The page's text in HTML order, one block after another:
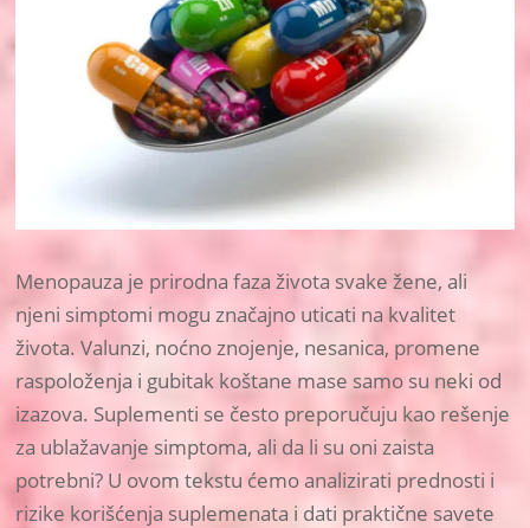
Menopauza je prirodna faza života svake žene, ali
njeni simptomi mogu značajno uticati na kvalitet
života. Valunzi, noćno znojenje, nesanica, promene
raspoloženja i gubitak koštane mase samo su neki od
izazova. Suplementi se često preporučuju kao rešenje
za ublažavanje simptoma, ali da li su oni zaista
potrebni? U ovom tekstu ćemo analizirati prednosti i
rizike korišćenja suplemenata i dati praktične savete